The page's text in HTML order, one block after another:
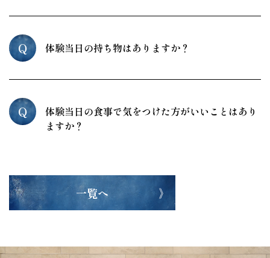
Q 体験当日の持ち物はありますか？
Q
体験当日の食事で気をつけた方がいいことはあり
ますか？
一覧へ